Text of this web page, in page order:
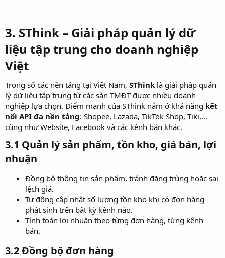
3. SThink – Giải pháp quản lý dữ
liệu tập trung cho doanh nghiệp
Việt​
Trong số các nền tảng tại Việt Nam, SThink là giải pháp quản
lý dữ liệu tập trung từ các sàn TMĐT được nhiều doanh
nghiệp lựa chọn. Điểm mạnh của SThink nằm ở khả năng kết
nối API đa nền tảng: Shopee, Lazada, TikTok Shop, Tiki,…
cũng như Website, Facebook và các kênh bán khác.
3.1 Quản lý sản phẩm, tồn kho, giá bán, lợi
nhuận​
Đồng bộ thông tin sản phẩm, tránh đăng trùng hoặc sai
lệch giá.
Tự động cập nhật số lượng tồn kho khi có đơn hàng
phát sinh trên bất kỳ kênh nào.
Tính toán lợi nhuận theo từng đơn hàng, từng kênh
bán.
3.2 Đồng bộ đơn hàng​